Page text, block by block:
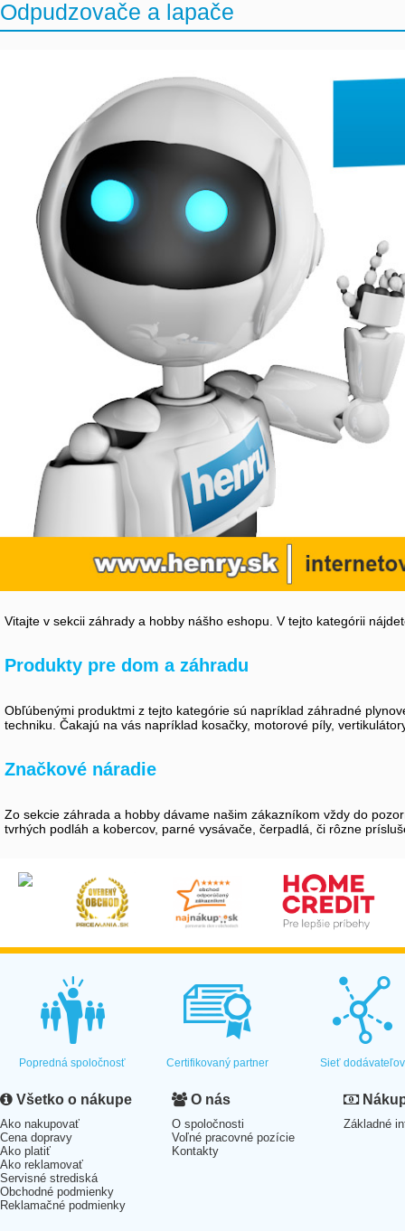
Odpudzovače a lapače
Vitajte v sekcii záhrady a hobby nášho eshopu. V tejto kategórii
Produkty pre dom a záhradu
Obľúbenými produktmi z tejto kategórie sú napríklad záhradné
techniku. Čakajú na vás napríklad kosačky, motorové píly,
Značkové náradie
Zo sekcie záhrada a hobby dávame našim zákazníkom vždy do
tvrhých podláh a kobercov, parné vysávače, čerpadlá, či rôzne
Popredná spoločnosť Certifikovaný partner Sieť dodávateľov
Všetko o nákupe
Ako nakupovať
Cena dopravy
Ako platiť
Ako reklamovať
Servisné strediská
Obchodné podmienky
Reklamačné podmienky
O nás
O spoločnosti
Voľné pracovné pozície
Kontakty
Základné